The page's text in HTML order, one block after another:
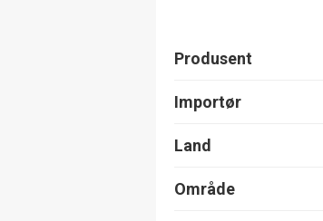
Produsent
Importør
Land
Område